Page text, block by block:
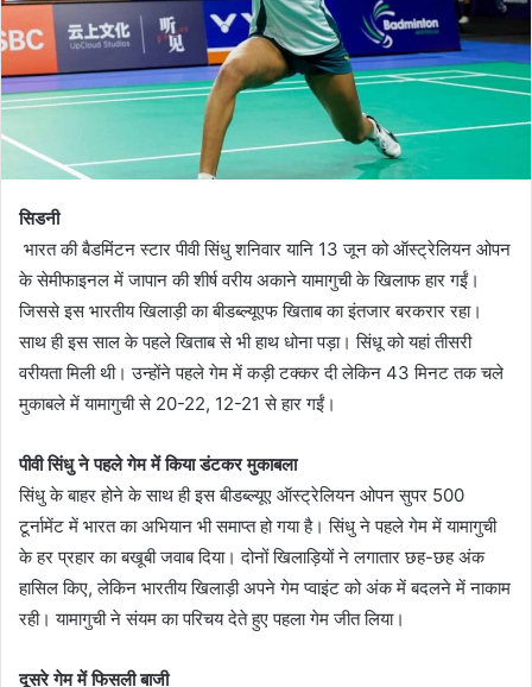
सिडनी
भारत की बैडमिंटन स्टार पीवी सिंधु शनिवार यानि 13 जून को ऑस्ट्रेलियन ओपन
के सेमीफाइनल में जापान की शीर्ष वरीय अकाने यामागुची के खिलाफ हार गईं।
जिससे इस भारतीय खिलाड़ी का बीडब्ल्यूएफ खिताब का इंतजार बरकरार रहा।
साथ ही इस साल के पहले खिताब से भी हाथ धोना पड़ा। सिंधू को यहां तीसरी
वरीयता मिली थी। उन्होंने पहले गेम में कड़ी टक्कर दी लेकिन 43 मिनट तक चले
मुकाबले में यामागुची से 20-22, 12-21 से हार गईं।
पीवी सिंधु ने पहले गेम में किया डंटकर मुकाबला
सिंधु के बाहर होने के साथ ही इस बीडब्ल्यूए ऑस्ट्रेलियन ओपन सुपर 500
टूर्नामेंट में भारत का अभियान भी समाप्त हो गया है। सिंधु ने पहले गेम में यामागुची
के हर प्रहार का बखूबी जवाब दिया। दोनों खिलाड़ियों ने लगातार छह-छह अंक
हासिल किए, लेकिन भारतीय खिलाड़ी अपने गेम प्वाइंट को अंक में बदलने में नाकाम
रही। यामागुची ने संयम का परिचय देते हुए पहला गेम जीत लिया।
दूसरे गेम में फिसली बाजी